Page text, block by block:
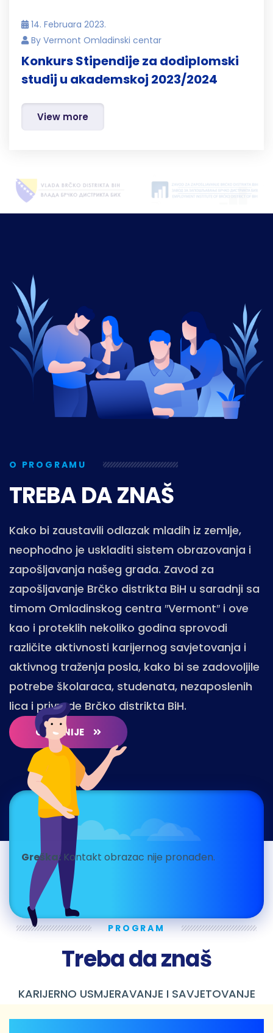
14. Februara 2023.
By Vermont Omladinski centar
Konkurs Stipendije za dodiplomski
studij u akademskoj 2023/2024
View more
O PROGRAMU
TREBA DA ZNAŠ
Kako bi zaustavili odlazak mladih iz zemlje,
neophodno je uskladiti sistem obrazovanja i
zapošljavanja našeg grada. Zavod za
zapošljavanje Brčko distrikta BiH u saradnji sa
timom Omladinskog centra ″Vermont″ i ove
kao i proteklih nekoliko godina sprovodi
različite aktivnosti karijernog savjetovanja i
aktivnog traženja posla, kako bi se zadovoljile
potrebe školaraca, studenata, nezaposlenih
lica i privrede Brčko distrikta BiH.
OPŠIRNIJE
Greška: Kontakt obrazac nije pronađen.
PROGRAM
Treba da znaš
KARIJERNO USMJERAVANJE I SAVJETOVANJE